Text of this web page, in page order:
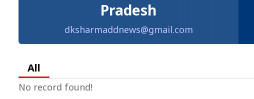
Pradesh
dksharmaddnews@gmail.com
All
No record found!